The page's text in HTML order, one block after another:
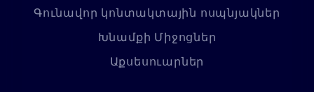
Գունավոր կոնտակտային ոսպնյակներ
Խնամքի Միջոցներ
Աքսեսուարներ